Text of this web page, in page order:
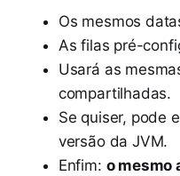
Os mesmos
As filas pré-
Usará as
compartilhadas.
Se quiser, pode
versão da JVM.
Enfim: o mesmo